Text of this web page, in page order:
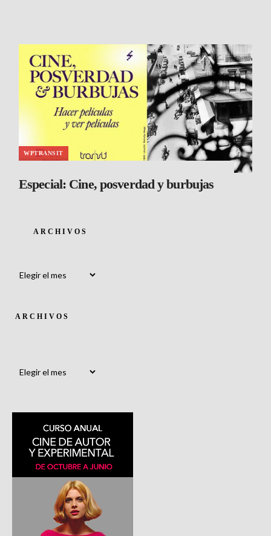
WPTRANSIT
Especial: Cine, posverdad y burbujas
ARCHIVOS
ARCHIVOS